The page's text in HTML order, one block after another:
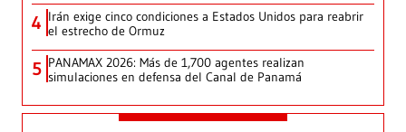
4 Irán exige cinco condiciones a Estados Unidos para reabrir
el estrecho de Ormuz
5 PANAMAX 2026: Más de 1,700 agentes realizan
simulaciones en defensa del Canal de Panamá